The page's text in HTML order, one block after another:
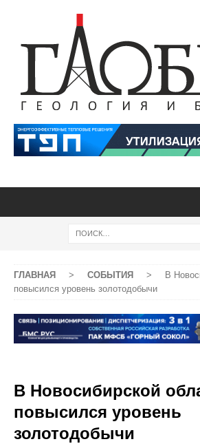
ГЛАВНАЯ > СОБЫТИЯ >
В
повысился уровень золотодобычи
В Новосибирской
повысился уровень
золотодобычи